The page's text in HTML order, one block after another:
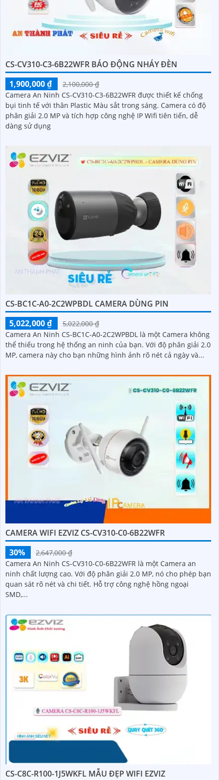
CS-CV310-C3-6B22WFR BÁO ĐỘNG NHÁY ĐÈN
1,900,000 ₫
2,100,000 ₫
Camera An Ninh CS-CV310-C3-6B22WFR được thiết kế chống
bụi tinh tế với thân Plastic Màu sắt trong sáng. Camera có độ
phân giải 2.0 MP và tích hợp công nghệ IP Wifi tiên tiến, dễ
dàng sử dụng
CS-BC1C-A0-2C2WPBDL CAMERA DÙNG PIN
5,022,000 ₫
5,022,000 ₫
Camera An Ninh CS-BC1C-A0-2C2WPBDL là một Camera không
thể thiếu trong hệ thống an ninh của bạn. Với độ phân giải 2.0
MP, camera này cho bạn những hình ảnh rõ nét cả ngày và...
CAMERA WIFI EZVIZ CS-CV310-C0-6B22WFR
30%
2,647,000 ₫
Camera An Ninh CS-CV310-C0-6B22WFR là một Camera an
ninh chất lượng cao. Với độ phân giải 2.0 MP, nó cho phép bạn
quan sát rõ nét và chi tiết. Hỗ trợ công nghệ hồng ngoại
SMD,...
CS-C8C-R100-1J5WKFL MẪU ĐẸP WIFI EZVIZ